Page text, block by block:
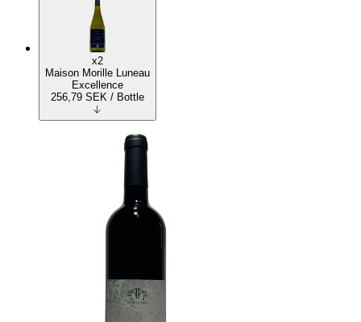
x2
Maison Morille Luneau
Excellence
256,79 SEK / Bottle